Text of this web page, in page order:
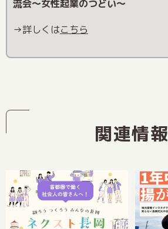
流会～女性起業のつどい～
→詳しくはこちら
関連情報